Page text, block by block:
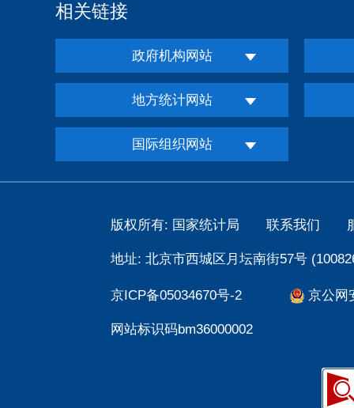
相关链接
政府机构网站
地方统计网站
国际组织网站
版权所有: 国家统计局 联系我们
地址: 北京市西城区月坛南街57号
京ICP备05034670号-2 京公网
网站标识码bm36000002